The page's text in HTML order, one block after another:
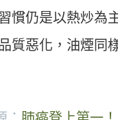
慣仍是以熱炒為
質惡化，油煙同